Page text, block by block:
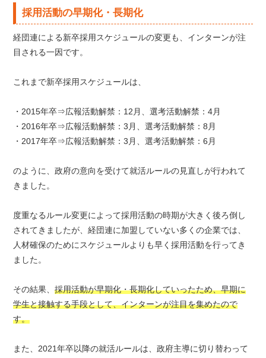
採用活動の早期化・長期化
経団連による新卒採用スケジュールの変更も、インターンが注
目される一因です。
これまで新卒採用スケジュールは、
・2015年卒⇒広報活動解禁：12月、選考活動解禁：4月
・2016年卒⇒広報活動解禁：3月、選考活動解禁：8月
・2017年卒⇒広報活動解禁：3月、選考活動解禁：6月
のように、政府の意向を受けて就活ルールの見直しが行われて
きました。
度重なるルール変更によって採用活動の時期が大きく後ろ倒し
されてきましたが、経団連に加盟していない多くの企業では、
人材確保のためにスケジュールよりも早く採用活動を行ってき
ました。
その結果、採用活動が早期化・長期化していったため、早期に
学生と接触する手段として、インターンが注目を集めたので
す。
また、2021年卒以降の就活ルールは、政府主導に切り替わって